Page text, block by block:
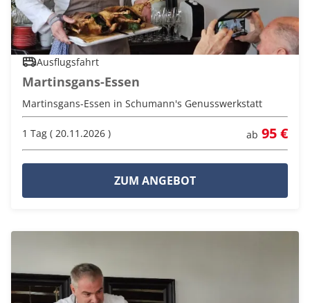
Ausflugsfahrt
Martinsgans-Essen
Martinsgans-Essen in Schumann's Genusswerkstatt
1 Tag ( 20.11.2026 ) ab 95 €
ZUM ANGEBOT